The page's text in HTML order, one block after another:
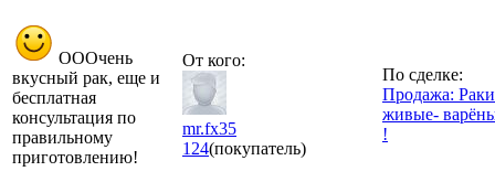
ОООчень
вкусный рак, еще и
бесплатная
консультация по
правильному
приготовлению!
От кого:
mr.fx35
124(покупатель)
По сделке:
Продажа: Раки
живые-
!